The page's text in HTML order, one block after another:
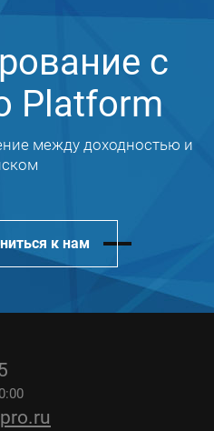
с
Platform
между доходностью и
к нам